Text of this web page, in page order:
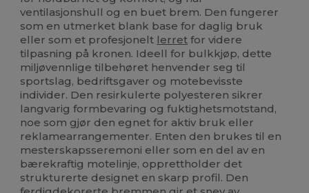
ventilasjonshull og en buet brem. Den fungerer
som en utmerket blank base for daglig bruk
eller som et profesjonelt lerret for videre
tilpasning på kronen. Ideell for bulkkjøp, dette
miljøvennlige tilbehøret henvender seg til
sportslag, bedriftsgaver og motebevisste
individer. Den resirkulerte polyesteren sikrer
langvarig formbevaring og fuktighetsmotstand,
noe som gjør den egnet for aktiv bruk eller
reklamearrangementer. Enten den brukes til en
mesterskapsseremoni eller som en del av en
bærekraftig motelinje, opprettholder det
strukturerte designet en skarp profil. Den